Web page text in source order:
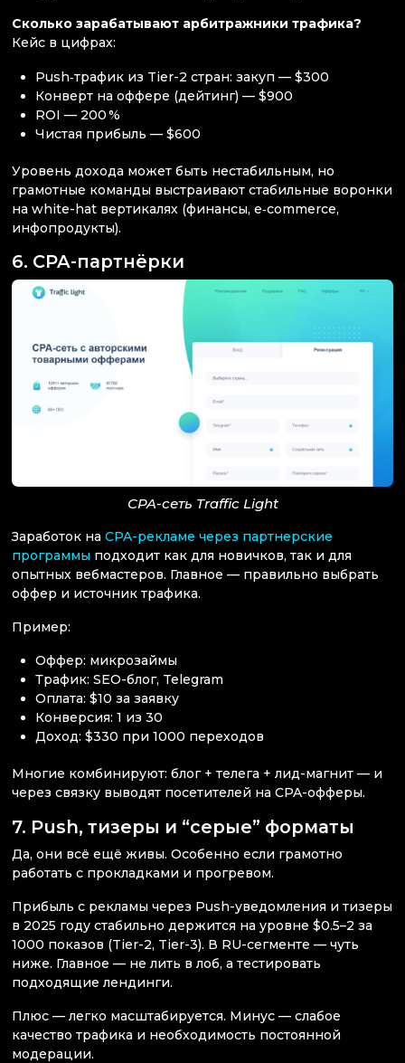
Сколько зарабатывают арбитражники трафика?
Кейс в цифрах:
Push‑трафик из Tier-2 стран: закуп — $300
Конверт на оффере (дейтинг) — $900
ROI — 200 %
Чистая прибыль — $600
Уровень дохода может быть нестабильным, но
грамотные команды выстраивают стабильные воронки
на white-hat вертикалях (финансы, e‑commerce,
инфопродукты).
6. CPA-партнёрки
CPA-сеть Traffic Light
Заработок на CPA-рекламе через партнерские
программы подходит как для новичков, так и для
опытных вебмастеров. Главное — правильно выбрать
оффер и источник трафика.
Пример:
Оффер: микрозаймы
Трафик: SEO-блог, Telegram
Оплата: $10 за заявку
Конверсия: 1 из 30
Доход: $330 при 1000 переходов
Многие комбинируют: блог + телега + лид-магнит — и
через связку выводят посетителей на CPA-офферы.
7. Push, тизеры и “серые” форматы
Да, они всё ещё живы. Особенно если грамотно
работать с прокладками и прогревом.
Прибыль с рекламы через Push-уведомления и тизеры
в 2025 году стабильно держится на уровне $0.5–2 за
1000 показов (Tier-2, Tier-3). В RU-сегменте — чуть
ниже. Главное — не лить в лоб, а тестировать
подходящие лендинги.
Плюс — легко масштабируется. Минус — слабое
качество трафика и необходимость постоянной
модерации.